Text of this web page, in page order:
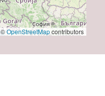
©OpenStreetMapcontributors